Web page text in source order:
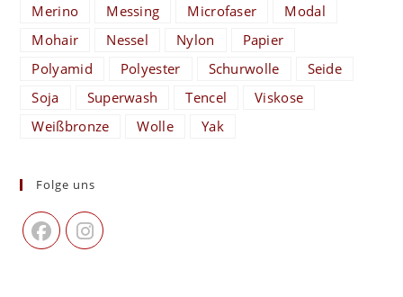
Merino
Messing Microfaser
Modal
Mohair
Nessel Nylon
Papier
Polyamid
Polyester Schurwolle
Seide
Soja
Superwash Tencel
Viskose
Weißbronze
Wolle Yak
Folge uns